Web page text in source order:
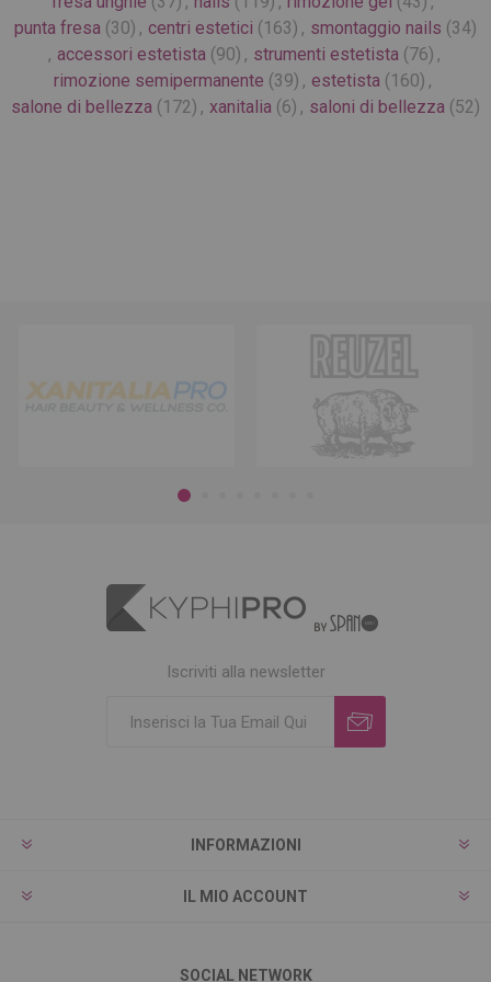
punta fresa (30) , centri estetici (163) , smontaggio nails (34)
, accessori estetista (90) , strumenti estetista (76) ,
rimozione semipermanente (39) , estetista (160) ,
salone di bellezza (172) , xanitalia (6) , saloni di bellezza (52)
Iscriviti alla newsletter
INFORMAZIONI
IL MIO ACCOUNT
SOCIAL NETWORK